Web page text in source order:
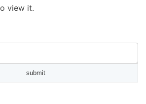
view it.